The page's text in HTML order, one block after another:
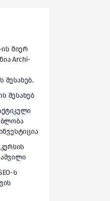
ის მიერ
Archi-
შესახებ.
შესახებ
ს